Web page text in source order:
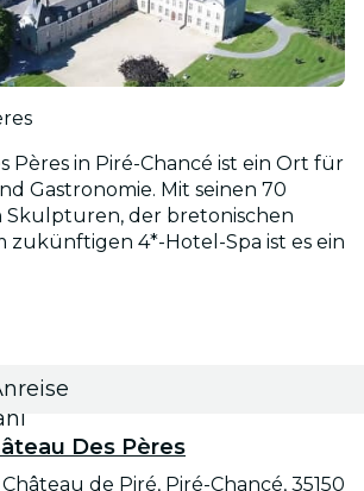
Pères in Piré-Chancé ist ein Ort für
Gastronomie. Mit seinen 70
der bretonischen
zukünftigen 4*-Hotel-Spa ist es ein
Des Pères
Château de Piré, Piré-Chancé, 35150